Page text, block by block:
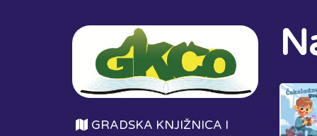
GRADSKA KNJIŽNICA I